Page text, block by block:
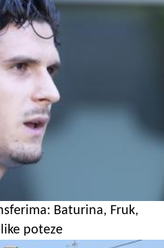
Baturina, Fruk,
poteze